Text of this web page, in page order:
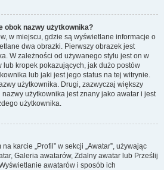
obok nazwy użytkownika?
w miejscu, gdzie są wyświetlane informacje o
dwa obrazki. Pierwszy obrazek jest
W zależności od używanego stylu jest on w
kropek pokazujących, jak dużo postów
lub jaki jest jego status na tej witrynie.
użytkownika. Drugi, zazwyczaj większy
użytkownika jest znany jako awatar i jest
użytkownika.
karcie „Profil” w sekcji „Awatar”, używając
Galeria awatarów, Zdalny awatar lub Prześlij
awatarów i sposób ich